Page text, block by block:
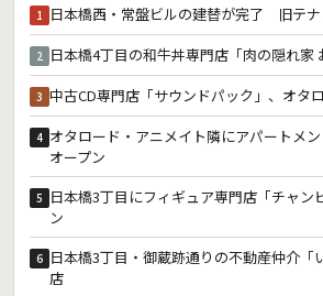
1 日本橋西・常盤ビルの建替が完了 旧テナ
2 日本橋4丁目の和牛丼専門店「肉の隠れ家
3 中古CD専門店「サウンドパック」、オタ
4 オタロード・アニメイト隣にアパートメ
オープン
5 日本橋3丁目にフィギュア専門店「チャン
ン
6 日本橋3丁目・御蔵跡通りの不動産仲介「
店